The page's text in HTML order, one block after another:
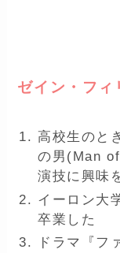
ゼイン・フィ
高校生のと
の男(Man
演技に興味
イーロン大
卒業した
ドラマ『フ